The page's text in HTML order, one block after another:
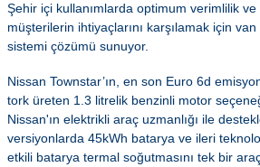
Şehir içi kullanımlarda optimum verimlilik
müşterilerin ihtiyaçlarını karşılamak için
sistemi çözümü sunuyor.
Nissan Townstar’ın, en son Euro 6d
tork üreten 1.3 litrelik benzinli motor
Nissan'ın elektrikli araç uzmanlığı ile
versiyonlarda 45kWh batarya ve ileri
etkili batarya termal soğutmasını tek bir